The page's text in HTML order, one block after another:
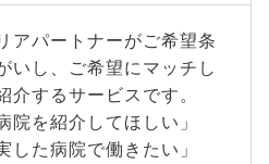
アパートナーがご希望条
いし、ご希望にマッチし
介するサービスです。
院を紹介してほしい」
した病院で働きたい」